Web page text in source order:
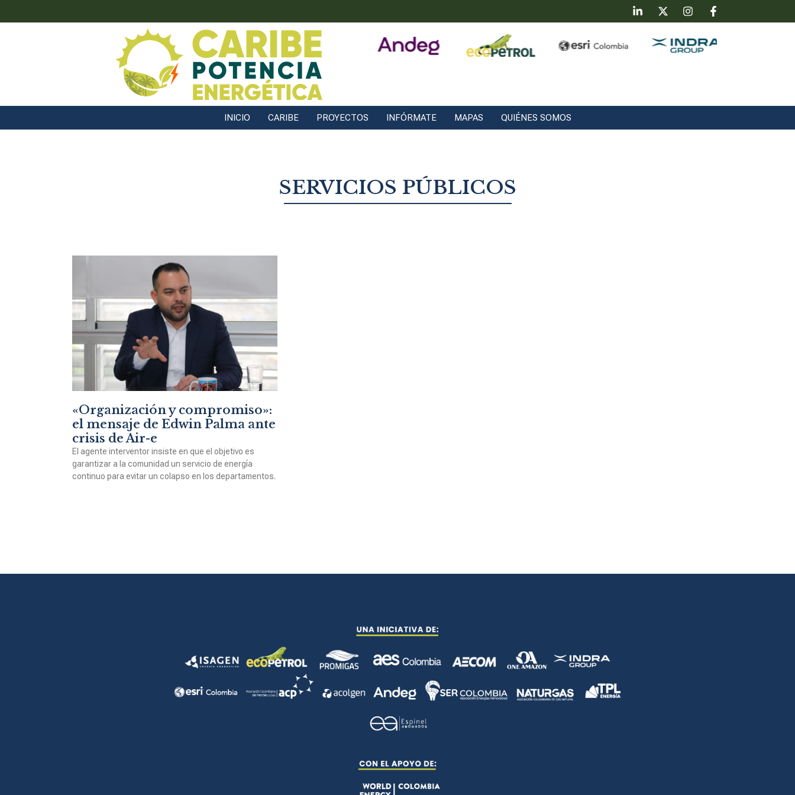
INICIO CARIBE PROYECTOS INFÓRMATE MAPAS QUIÉNES SOMOS
SERVICIOS PÚBLICOS
«Organización y compromiso»:
el mensaje de Edwin Palma ante
crisis de Air-e
El agente interventor insiste en que el objetivo es
garantizar a la comunidad un servicio de energía
continuo para evitar un colapso en los departamentos.